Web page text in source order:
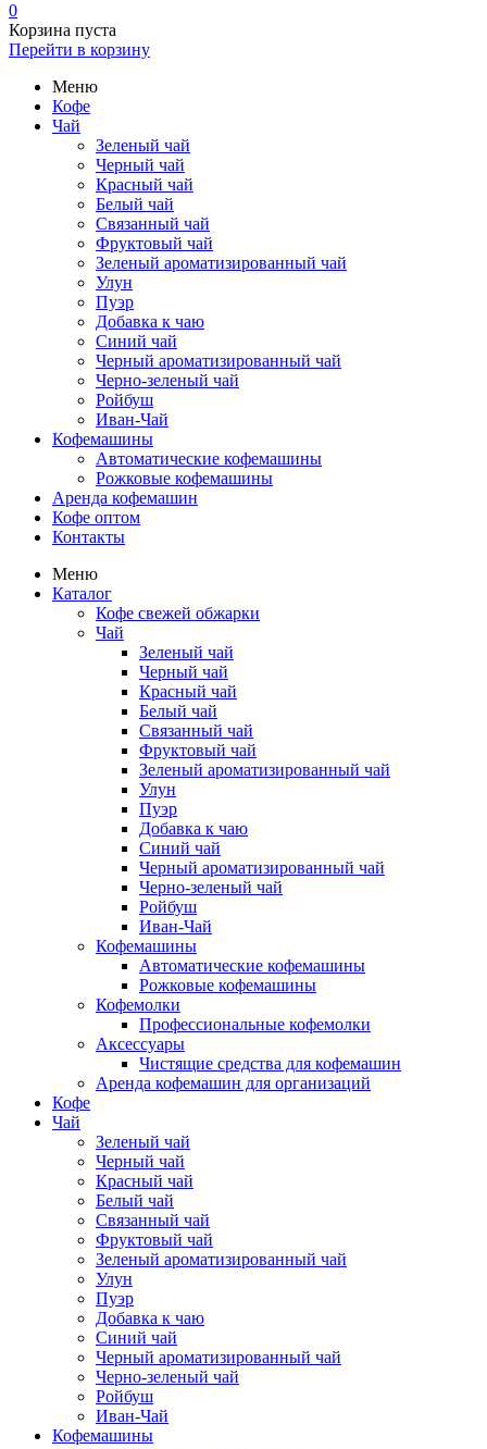
0
Корзина пуста
Перейти в корзину
Меню
Кофе
Чай
Зеленый чай
Черный чай
Красный чай
Белый чай
Связанный чай
Фруктовый чай
Зеленый ароматизированный чай
Улун
Пуэр
Добавка к чаю
Синий чай
Черный ароматизированный чай
Черно-зеленый чай
Ройбуш
Иван-Чай
Кофемашины
Автоматические кофемашины
Рожковые кофемашины
Аренда кофемашин
Кофе оптом
Контакты
Меню
Каталог
Кофе свежей обжарки
Чай
Зеленый чай
Черный чай
Красный чай
Белый чай
Связанный чай
Фруктовый чай
Зеленый ароматизированный чай
Улун
Пуэр
Добавка к чаю
Синий чай
Черный ароматизированный чай
Черно-зеленый чай
Ройбуш
Иван-Чай
Кофемашины
Автоматические кофемашины
Рожковые кофемашины
Кофемолки
Профессиональные кофемолки
Аксессуары
Чистящие средства для кофемашин
Аренда кофемашин для организаций
Кофе
Чай
Зеленый чай
Черный чай
Красный чай
Белый чай
Связанный чай
Фруктовый чай
Зеленый ароматизированный чай
Улун
Пуэр
Добавка к чаю
Синий чай
Черный ароматизированный чай
Черно-зеленый чай
Ройбуш
Иван-Чай
Кофемашины